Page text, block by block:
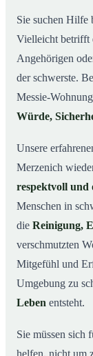
04Ablauf
05Ihre
06Messie-
Jetzt
Merzenich
Sie suchen Hilfe
Vielleicht betrifft
Angehörigen
der schwerste.
Messie-
Würde,
Unsere
Merzenich
respektvoll und
Menschen in
die Reinigung,
verschmutzten
Mitgefühl und
Umgebung zu
Leben entsteht.
Sie müssen sich